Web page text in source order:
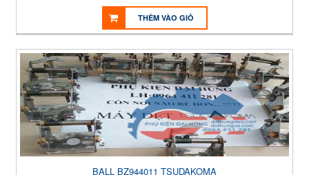
THÊM VÀO GIỎ
BALL BZ944011 TSUDAKOMA